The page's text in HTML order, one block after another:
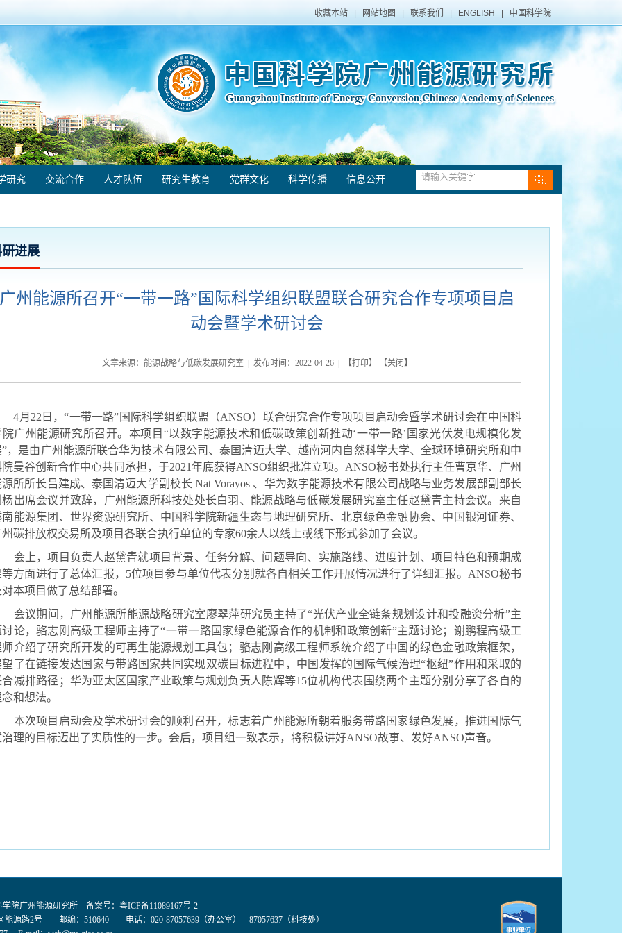
收藏本站 网站地图 联系我们 ENGLISH 中国科学院
研究 交流合作 人才队伍 研究生教育 党群文化 科学传播 信息公开
进展
广州能源所召开“一带一路”国际科学组织联盟联合研究合作专项项目启
动会暨学术研讨会
文章来源：能源战略与低碳发展研究室 | 发布时间： 2022-04-26| 【打印】 【关闭 】
4月 22 日，“一带一路” 国际科学组织联盟（ANSO）联合研究合作专项项目启动会暨学术研讨会在中国科
院广州能源研究所召开。本项目“以数字能源技术和低碳政策创新推动‘一带一路’国家光伏发电规模化发
”，是由广州能源所联合华为技术有限公司、泰国清迈大学、越南河内自然科学大学、全球环境研究所和中
院曼谷创新合作中心共同 承担，于2021年底获得ANSO组织批准立项。 ANSO秘书处执行主任曹京华、广州
源所所长吕建成、泰国清迈大学副校长 Nat Vorayos 、华为数字能源技术有限公司战略与业务发展部副部长
杨出席会议并致辞，广州能源所科技处处长白羽、能源战略与低碳发展研究室主任赵黛青主持会议。来自
南能源集团、世界资源研究所、中国科学院新疆生态与地理研究所、北京绿色金融协会、中国银河证券、
州碳排放权交易所及项目各联合执行单位的专家60余人以线上或线下形式参加了会议。
会上，项目负责人赵黛青就项目背景、任务分解、问题导向、实施路线、进度计划、项目特色和预期成
方面进行了总体汇报， 5位项目参与单位代表分别就各自相关工作开展情况进行了详细汇报。 ANSO秘书
本项目做了总结部署。
会议期间，广州能源所能源战略研究室廖翠萍研究员主持了“光伏产业全链条规划设计和投融资分析”主
讨论，骆志刚高级工程师主持了“一带一路国家绿色能源合作的机制和政策创新”主题讨论；谢鹏程高级工
师介绍了研究所开发的可再生能源规划工具包；骆志刚高级工程师系统介绍了中国的绿色金融政策框架，
望了在链接发达国家与带路国家共同实现双碳目标进程中，中国发挥的国际气候治理“枢纽”作用和采取的
合减排路径；华为亚太区国家产业政策与规划负责人陈辉等15位机构代表围绕两个主题分别分享了各自的
和想法。
本次项目启动会及学术研讨会的顺利召开，标志着广州能源所朝着服务带路国家绿色发展，推进国际气
治理的目标迈出了实质性的一步。会后，项目组一致表示，将积极讲好ANSO故事、发好ANSO声音。
院广州能源研究所 备案号： 粤ICP备11089167号-2
能源路2号 邮编：510640 电话：020-87057639（办公室） 87057637（科技处）